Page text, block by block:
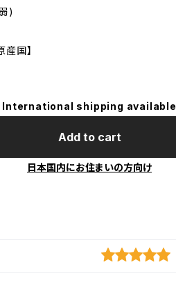
)
産国】
International shipping available
Add to cart
日本国内にお住まいの方向け